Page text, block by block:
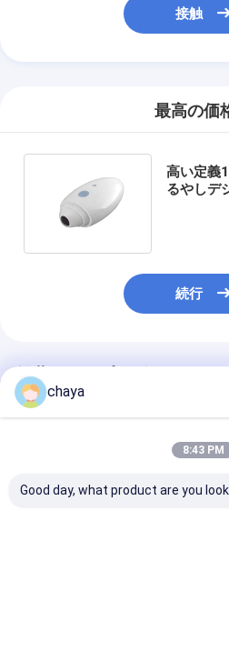
接触
最高の価
高い定義
るやしデ
続行
推薦されたプロダクト
chaya
8:43 PM
Good day, what product are you